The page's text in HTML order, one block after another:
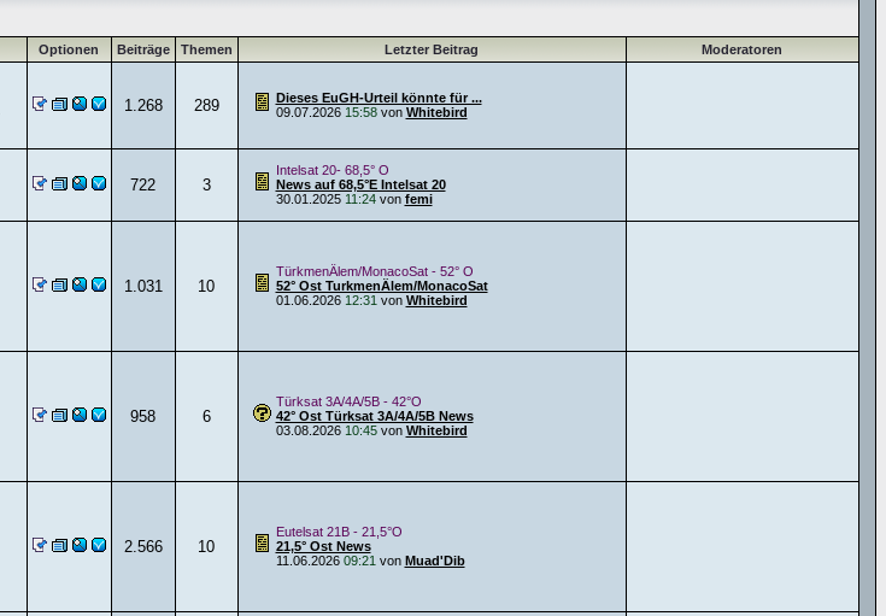
Optionen Beiträge Themen Letzter Beitrag Moderatoren
1.268 289
Dieses EuGH-Urteil könnte für ...
09.07.2026 15:58von Whitebird
722 3
Intelsat 20- 68,5° O
News auf 68,5°E Intelsat 20
30.01.2025 11:24von femi
1.031 10
TürkmenÄlem/MonacoSat - 52° O
52° Ost TurkmenÄlem/MonacoSat
01.06.2026 12:31 von Whitebird
958 6
Türksat 3A/4A/5B - 42°O
42° Ost Türksat 3A/4A/5B News
03.08.2026 10:45von Whitebird
2.566 10
Eutelsat 21B - 21,5°O
21,5° Ost News
11.06.2026 09:21 von Muad'Dib